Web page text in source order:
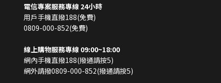
電信專案服務專線 24小時
用戶手機直撥188(免費)
0809-000-852(免費)
線上購物服務專線 09:00~18:00
網內手機直撥188(撥通請按5)
網外請撥0809-000-852(撥通請按5)